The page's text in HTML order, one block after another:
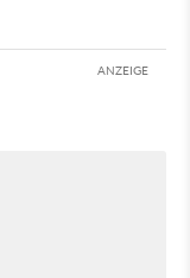
ANZEIGE